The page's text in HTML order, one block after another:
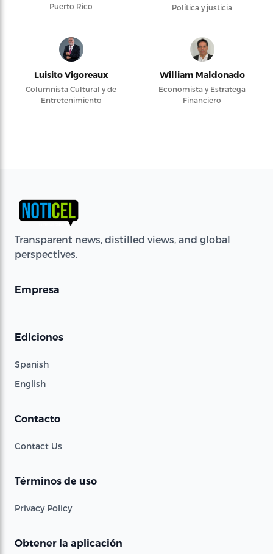
Puerto Rico
Política y justicia
Luisito Vigoreaux
Columnista Cultural y de
Entretenimiento
William Maldonado
Economista y Estratega
Financiero
Transparent news, distilled views, and global
perspectives.
Empresa
Ediciones
Spanish
English
Contacto
Contact Us
Términos de uso
Privacy Policy
Obtener la aplicación